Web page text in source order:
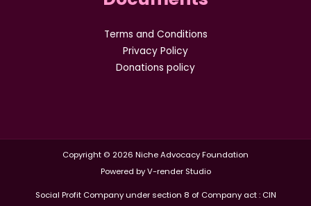
Terms and Conditions
Privacy Policy
Donations policy
Copyright © 2026 Niche Advocacy Foundation
Powered by V-render Studio
Social Profit Company under section 8 of Company act : CIN